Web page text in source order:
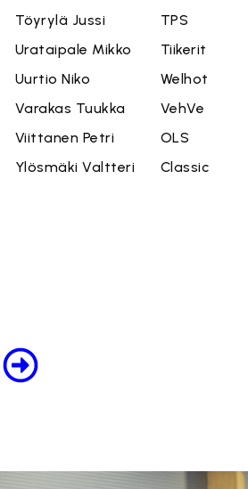
Töyrylä Jussi
TPS
Urataipale Mikko
Tiikerit
Uurtio Niko
Welhot
Varakas Tuukka
VehVe
Viittanen Petri
OLS
Ylösmäki Valtteri
Classic